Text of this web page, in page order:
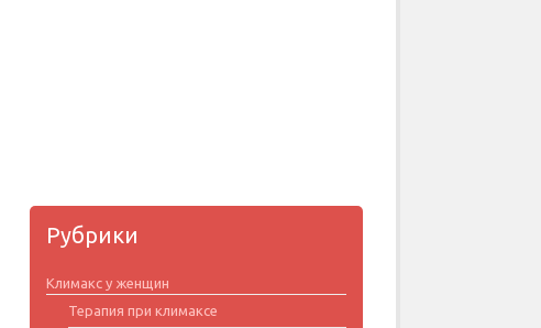
Рубрики
Климакс у женщин
Терапия при климаксе